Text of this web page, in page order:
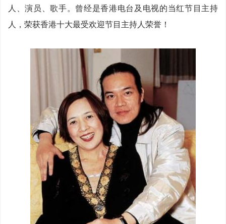
人、演员、歌手。曾经是香港电台及电视的当红节目主持
人，荣获香港十大最受欢迎节目主持人荣誉！